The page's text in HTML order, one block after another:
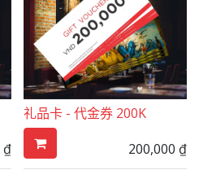
₫
礼品卡 - 代金券 200K
200,000 ₫